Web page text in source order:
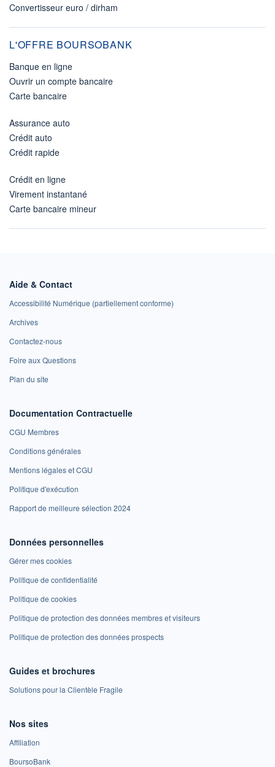
Convertisseur euro / dirham
L'OFFRE BOURSOBANK
Banque en ligne
Ouvrir un compte bancaire
Carte bancaire
Assurance auto
Crédit auto
Crédit rapide
Crédit en ligne
Virement instantané
Carte bancaire mineur
Aide & Contact
Accessibilité Numérique (partiellement conforme)
Archives
Contactez-nous
Foire aux Questions
Plan du site
Documentation Contractuelle
CGU Membres
Conditions générales
Mentions légales et CGU
Politique d'exécution
Rapport de meilleure sélection 2024
Données personnelles
Gérer mes cookies
Politique de confidentialité
Politique de cookies
Politique de protection des données membres et visiteurs
Politique de protection des données prospects
Guides et brochures
Solutions pour la Clientèle Fragile
Nos sites
Affiliation
BoursoBank